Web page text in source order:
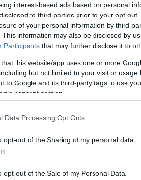
interest-based ads based on personal
to third parties prior to your opt-
of your personal information by third
This information may also be disclosed by
Participants that may further disclose it to
that this website/app uses one or more
but not limited to your visit or
to Google and its third-party tags to use
consent section.
Data Processing Opt Outs
opt-out of the Sharing of my personal data.
opt-out of the Sale of my Personal Data.
ən yaxşı maqnoliya ağacları
at 23:20:46 UTC
canlı heykəllər kimi dayanır,
edir. Tarixi qədim Çin və
möhtəşəm bir ağac nümunəsi,
axtarırsınızsa, ehtiyaclarınız
boyanmış bağçanı seyr
toxumlar və ya zərif soğanlar
Mən müxtəlif növlərlə təcrübə
və ritminə malik olduğunu